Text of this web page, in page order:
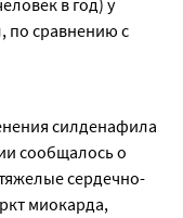
в год) у
по сравнению с
силденафила
сообщалось о
сердечно-
миокарда,